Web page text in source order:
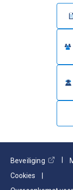
Beveiliging
Cookies